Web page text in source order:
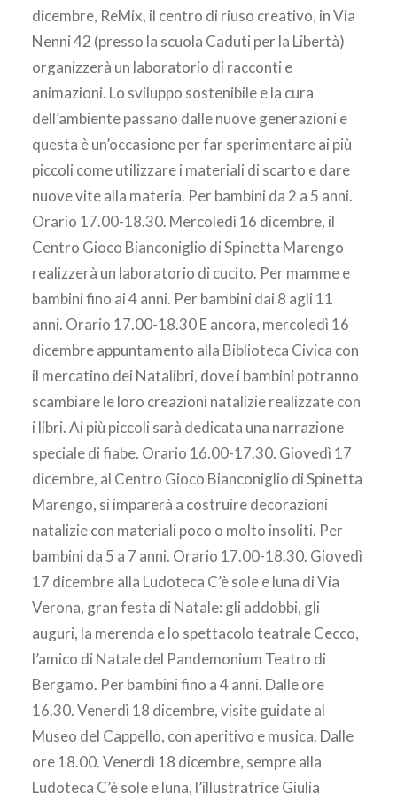
dicembre, ReMix, il centro di riuso creativo, in Via
Nenni 42 (presso la scuola Caduti per la Libertà)
organizzerà un laboratorio di racconti e
animazioni. Lo sviluppo sostenibile e la cura
dell’ambiente passano dalle nuove generazioni e
questa è un’occasione per far sperimentare ai più
piccoli come utilizzare i materiali di scarto e dare
nuove vite alla materia. Per bambini da 2 a 5 anni.
Orario 17.00-18.30. Mercoledì 16 dicembre, il
Centro Gioco Bianconiglio di Spinetta Marengo
realizzerà un laboratorio di cucito. Per mamme e
bambini fino ai 4 anni. Per bambini dai 8 agli 11
anni. Orario 17.00-18.30 E ancora, mercoledì 16
dicembre appuntamento alla Biblioteca Civica con
il mercatino dei Natalibri, dove i bambini potranno
scambiare le loro creazioni natalizie realizzate con
i libri. Ai più piccoli sarà dedicata una narrazione
speciale di fiabe. Orario 16.00-17.30. Giovedì 17
dicembre, al Centro Gioco Bianconiglio di Spinetta
Marengo, si imparerà a costruire decorazioni
natalizie con materiali poco o molto insoliti. Per
bambini da 5 a 7 anni. Orario 17.00-18.30. Giovedì
17 dicembre alla Ludoteca C’è sole e luna di Via
Verona, gran festa di Natale: gli addobbi, gli
auguri, la merenda e lo spettacolo teatrale Cecco,
l’amico di Natale del Pandemonium Teatro di
Bergamo. Per bambini fino a 4 anni. Dalle ore
16.30. Venerdì 18 dicembre, visite guidate al
Museo del Cappello, con aperitivo e musica. Dalle
ore 18.00. Venerdì 18 dicembre, sempre alla
Ludoteca C’è sole e luna, l’illustratrice Giulia